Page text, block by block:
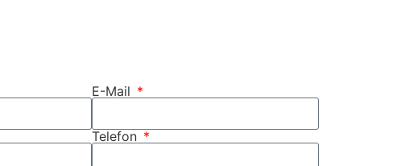
E-Mail
Telefon